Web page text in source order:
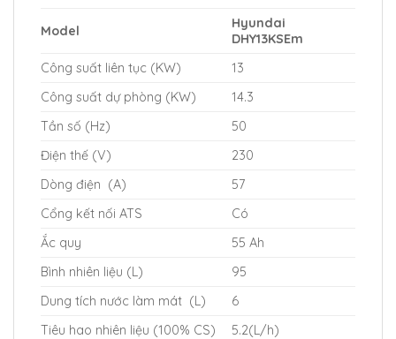
Model
Hyundai
DHY13KSEm
Công suất liên tục (KW)
13
Công suất dự phòng (KW)
14.3
Tần số (Hz)
50
Điện thế (V)
230
Dòng điện (A)
57
Cổng kết nối ATS
Có
Ắc quy
55 Ah
Bình nhiên liệu (L)
95
Dung tích nước làm mát (L)
6
Tiêu hao nhiên liệu (100% CS)
5.2(L/h)